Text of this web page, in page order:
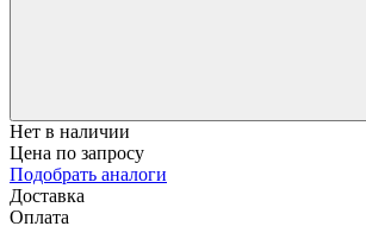
Нет в наличии
Цена по запросу
Подобрать аналоги
Доставка
Оплата